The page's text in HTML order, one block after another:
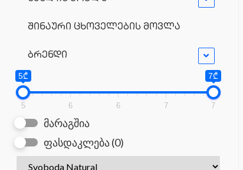
შინაური ცხოველების მოვლა
ბრენდი
5₾ 7₾
5 6 6 7 7
მარაგშია
ფასდაკლება(0)